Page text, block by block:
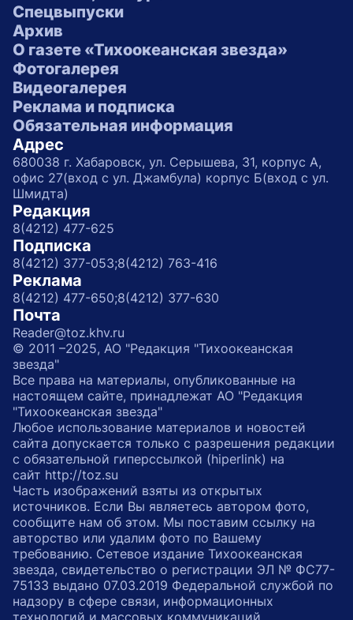
Спецвыпуски
Архив
О газете «Тихоокеанская звезда»
Фотогалерея
Видеогалерея
Реклама и подписка
Обязательная информация
Адрес
680038 г. Хабаровск, ул. Серышева, 31, корпус А,
офис 27(вход с ул. Джамбула) корпус Б(вход с ул.
Шмидта)
Редакция
8(4212) 477-625
Подписка
8(4212) 377-053;8(4212) 763-416
Реклама
8(4212) 477-650;8(4212) 377-630
Почта
Reader@toz.khv.ru
© 2011 –2025, АО "Редакция "Тихоокеанская
звезда"
Все права на материалы, опубликованные на
настоящем сайте, принадлежат АО "Редакция
"Тихоокеанская звезда"
Любое использование материалов и новостей
сайта допускается только с разрешения редакции
с обязательной гиперссылкой (hiperlink) на
сайт http://toz.su
Часть изображений взяты из открытых
источников. Если Вы являетесь автором фото,
сообщите нам об этом. Мы поставим ссылку на
авторство или удалим фото по Вашему
требованию. Сетевое издание Тихоокеанская
звезда, свидетельство о регистрации ЭЛ № ФС77-
75133 выдано 07.03.2019 Федеральной службой по
надзору в сфере связи, информационных
технологий и массовых коммуникаций